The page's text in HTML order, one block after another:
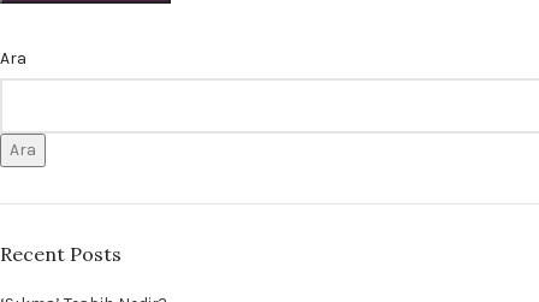
Ara
Ara
Recent Posts